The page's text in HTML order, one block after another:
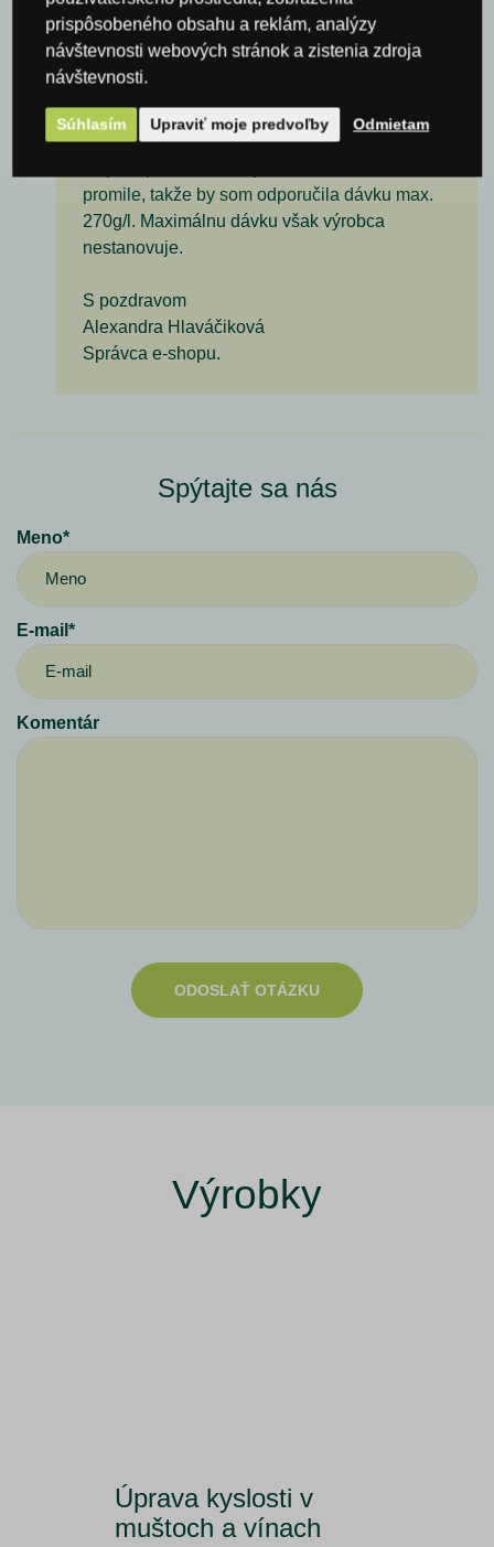
Odpoveď - www.vinarskepotreby.eu
26. 03. 2024 12:02
Dobrý deň,
áno prípravok sa po 2 dňoch stočí, všeobecne
promile, takže by som odporučila dávku max.
270g/l. Maximálnu dávku však výrobca
nestanovuje.
S pozdravom
Alexandra Hlaváčiková
Správca e-shopu.
Spýtajte sa nás
Meno*
E-mail*
Komentár
ODOSLAŤ OTÁZKU
Výrobky
Úprava kyslosti v
muštoch a vínach
prispôsobeného obsahu a reklám, analýzy
návštevnosti webových stránok a zistenia zdroja
návštevnosti.
Súhlasím Upraviť moje predvoľby Odmietam